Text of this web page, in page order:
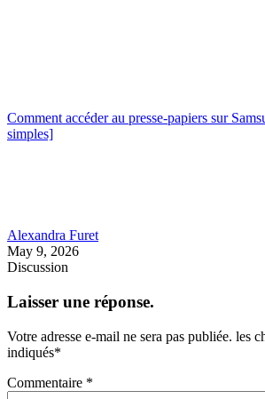
Comment accéder au presse-papiers sur
simples]
Alexandra Furet
May 9, 2026
Discussion
Laisser une réponse.
Votre adresse e-mail ne sera pas publiée. les
indiqués*
Commentaire *